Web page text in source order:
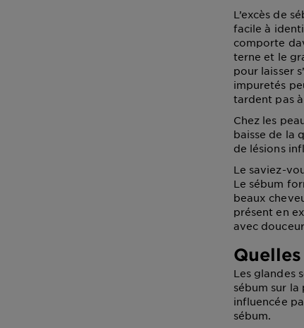
L’excès de
facile à
comporte
terne et le
pour laisser
impuretés
tardent pas
Chez les
baisse de la
de lésions
Le saviez-
Le sébum
beaux
présent en
avec
Les glandes
sébum sur la
influencée
sébum.